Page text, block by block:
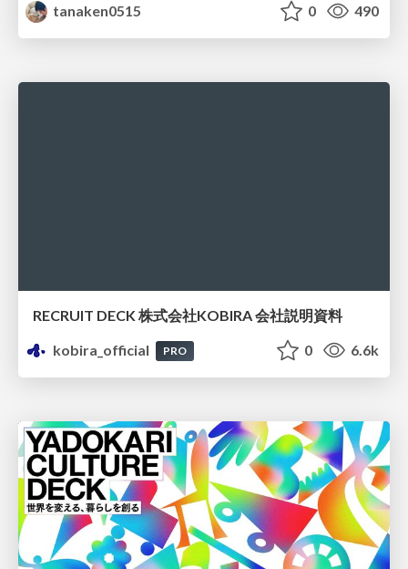
tanaken0515
0 490
RECRUIT DECK 株式会社KOBIRA 会社説明資料
kobira_official
PRO 0 6.6k